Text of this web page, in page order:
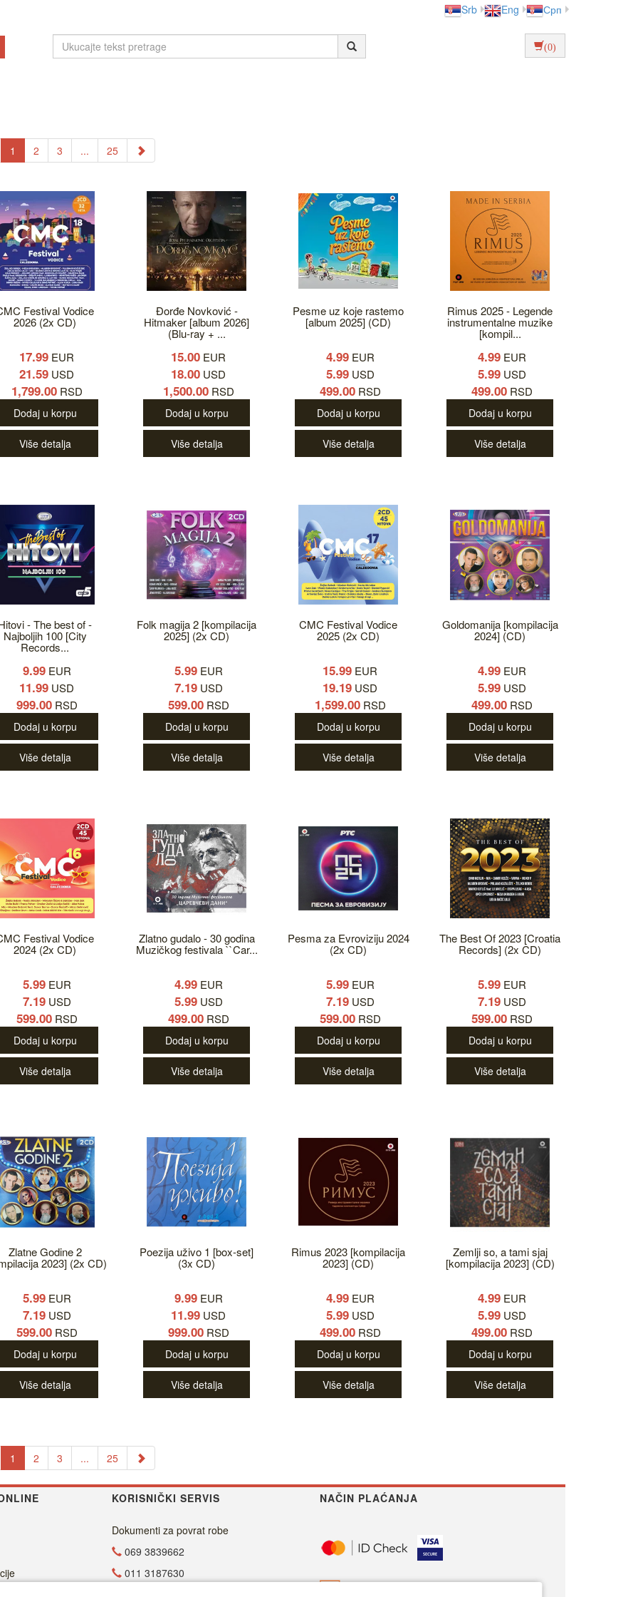
Srb Eng Срп
(0)
1 2 3 ... 25
Festival Vodice
2026 (2x CD)
17.99 EUR
21.59 USD
1,799.00RSD
Dodaj u korpu
Više detalja
Đorđe Novković -
Hitmaker [album 2026]
(Blu-ray + ...
15.00 EUR
18.00 USD
1,500.00RSD
Dodaj u korpu
Više detalja
Pesme uz koje rastemo
[album 2025] (CD)
4.99EUR
5.99USD
499.00RSD
Dodaj u korpu
Više detalja
Rimus 2025 - Legende
instrumentalne muzike
[kompil...
4.99EUR
5.99USD
499.00RSD
Dodaj u korpu
Više detalja
- The best of -
Najboljih 100 [City
Records...
9.99EUR
11.99 USD
999.00RSD
Dodaj u korpu
Više detalja
Folk magija 2 [kompilacija
2025] (2x CD)
5.99EUR
7.19USD
599.00RSD
Dodaj u korpu
Više detalja
CMC Festival Vodice
2025 (2x CD)
15.99 EUR
19.19 USD
1,599.00RSD
Dodaj u korpu
Više detalja
Goldomanija [kompilacija
2024] (CD)
4.99EUR
5.99USD
499.00RSD
Dodaj u korpu
Više detalja
Festival Vodice
2024 (2x CD)
5.99EUR
7.19USD
599.00RSD
Dodaj u korpu
Više detalja
Zlatno gudalo - 30 godina
Muzičkog festivala ``Car...
4.99EUR
5.99USD
499.00RSD
Dodaj u korpu
Više detalja
Pesma za Evroviziju 2024
(2x CD)
5.99EUR
7.19USD
599.00RSD
Dodaj u korpu
Više detalja
The Best Of 2023 [Croatia
Records] (2x CD)
5.99EUR
7.19USD
599.00RSD
Dodaj u korpu
Više detalja
Zlatne Godine 2
2023] (2x CD)
5.99EUR
7.19USD
599.00RSD
Dodaj u korpu
Više detalja
Poezija uživo 1 [box-set]
(3x CD)
9.99EUR
11.99 USD
999.00RSD
Dodaj u korpu
Više detalja
Rimus 2023 [kompilacija
2023] (CD)
4.99EUR
5.99USD
499.00RSD
Dodaj u korpu
Više detalja
Zemlji so, a tami sjaj
[kompilacija 2023] (CD)
4.99EUR
5.99USD
499.00RSD
Dodaj u korpu
Više detalja
1 2 3 ... 25
KORISNIČKI SERVIS NAČIN PLAĆANJA
Dokumenti za povrat robe
069 3839662
011 3187630